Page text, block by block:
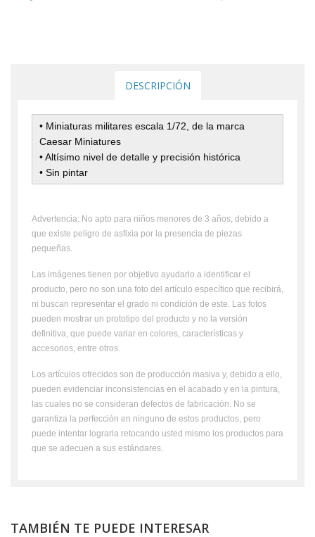
DESCRIPCIÓN
• Miniaturas militares escala 1/72, de la marca
Caesar Miniatures
•Altísimo nivel de detalle y precisión histórica
• Sin pintar
Advertencia: No apto para niños menores de 3 años, debido a
que existe peligro de asfixia por la presencia de piezas
pequeñas.
Las imágenes tienen por objetivo ayudarlo a identificar el
producto, pero no son una foto del artículo específico que recibirá,
ni buscan representar el grado ni condición de este. Las fotos
pueden mostrar un prototipo del producto y no la versión
definitiva, que puede variar en colores, características y
accesorios, entre otros.
Los artículos ofrecidos son de producción masiva y, debido a ello,
pueden evidenciar inconsistencias en el acabado y en la pintura,
las cuales no se consideran defectos de fabricación. No se
garantiza la perfección en ninguno de estos productos, pero
puede intentar lograrla retocando usted mismo los productos para
que se adecuen a sus estándares.
TAMBIÉN TE PUEDE INTERESAR